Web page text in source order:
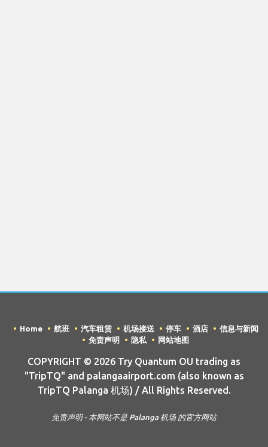
Home 航班 汽车租赁 机场接送 停车 酒店
信息与新闻
免责声明
隐私 网站地图
COPYRIGHT © 2026 Try Quantum OU trading as
"TripTQ" and palangaairport.com (also known as
TripTQ Palanga 机场) / All Rights Reserved.
免责声明 - 本网站不是 Palanga 机场 的官方网站